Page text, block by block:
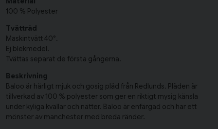
100 % Polyester
Tvättråd
Maskintvätt 40°.
Ej blekmedel.
Tvättas separat de första gångerna.
Beskrivning
Baloo är härligt mjuk och gosig pläd från Redlunds. Pläden är
tillverkad av 100 % polyester som ger en riktigt mysig känsla
under kyliga kvällar och nätter. Baloo är enfärgad och har ett
mönster av manchester med breda ränder.